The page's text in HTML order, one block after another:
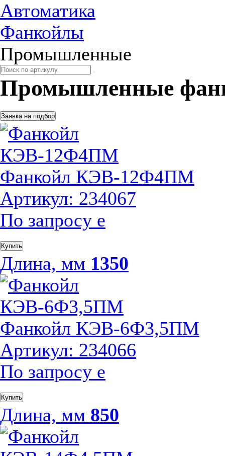
Автоматика
Фанкойлы
Промышленные
Промышленные
Заявка на подбор
Фанкойл КЭВ-12Ф4ПМ
Артикул: 234067
По запросу е
Купить
Длина, мм 1350
Фанкойл КЭВ-6Ф3,5ПМ
Артикул: 234066
По запросу е
Купить
Длина, мм 850